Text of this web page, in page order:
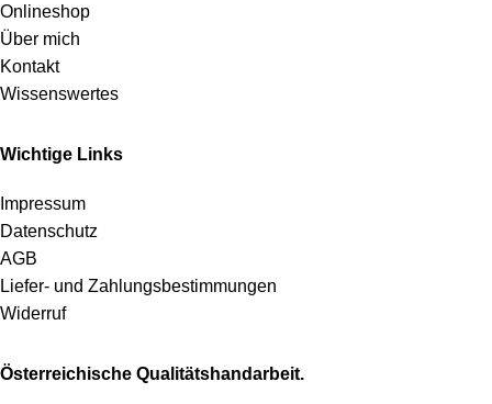
Onlineshop
Über mich
Kontakt
Wissenswertes
Wichtige Links
Impressum
Datenschutz
AGB
Liefer- und Zahlungsbestimmungen
Widerruf
Österreichische Qualitätshandarbeit.